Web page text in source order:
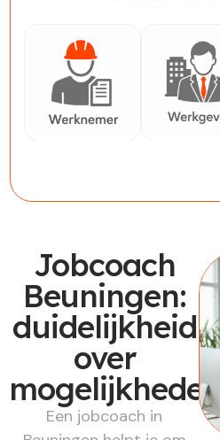
Jobcoach
Beuningen:
duidelijkheid
over
mogelijkheden
Een jobcoach in